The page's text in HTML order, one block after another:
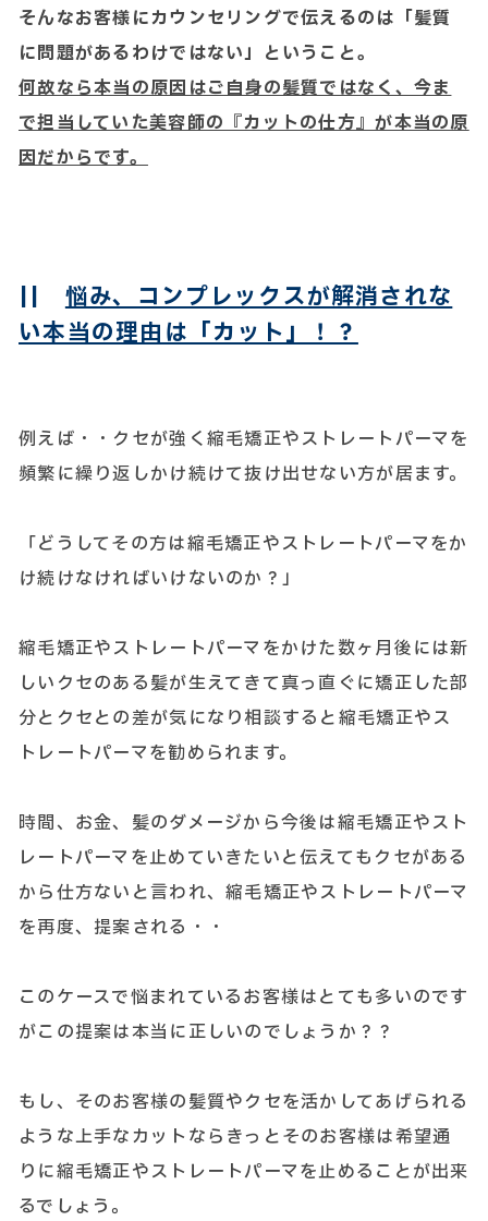
そんなお客様にカウンセリングで伝えるのは「髪質
に問題があるわけではない」ということ。
何故なら本当の原因はご自身の髪質ではなく、今ま
で担当していた美容師の『カットの仕方』が本当の原
因だからです。
|| 悩み、コンプレックスが解消されな
い本当の理由は「カット」！？
例えば・・クセが強く縮毛矯正やストレートパーマを
頻繁に繰り返しかけ続けて抜け出せない方が居ます。
「どうしてその方は縮毛矯正やストレートパーマをか
け続けなければいけないのか？」
縮毛矯正やストレートパーマをかけた数ヶ月後には新
しいクセのある髪が生えてきて真っ直ぐに矯正した部
分とクセとの差が気になり相談すると縮毛矯正やス
トレートパーマを勧められます。
時間、お金、髪のダメージから今後は縮毛矯正やスト
レートパーマを止めていきたいと伝えてもクセがある
から仕方ないと言われ、縮毛矯正やストレートパーマ
を再度、提案される・・
このケースで悩まれているお客様はとても多いのです
がこの提案は本当に正しいのでしょうか？？
もし、そのお客様の髪質やクセを活かしてあげられる
ような上手なカットならきっとそのお客様は希望通
りに縮毛矯正やストレートパーマを止めることが出来
るでしょう。